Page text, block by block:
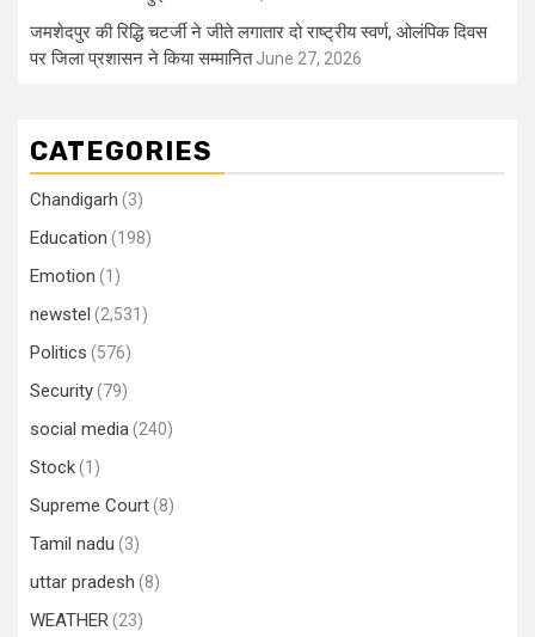
जमशेदपुर की रिद्धि चटर्जी ने जीते लगातार दो राष्ट्रीय स्वर्ण, ओलंपिक दिवस
पर जिला प्रशासन ने किया सम्मानित June 27, 2026
CATEGORIES
Chandigarh (3)
Education (198)
Emotion (1)
newstel (2,531)
Politics (576)
Security(79)
social media(240)
Stock(1)
Supreme Court(8)
Tamil nadu (3)
uttar pradesh (8)
WEATHER(23)